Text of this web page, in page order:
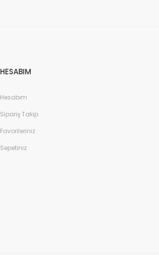
HESABIM
Hesabım
Sipariş Takip
Favorileriniz
Sepetiniz